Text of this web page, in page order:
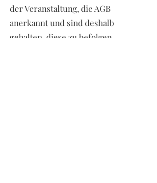
der Veranstaltung, die AGB
anerkannt und sind deshalb
gehalten, diese zu befolgen.